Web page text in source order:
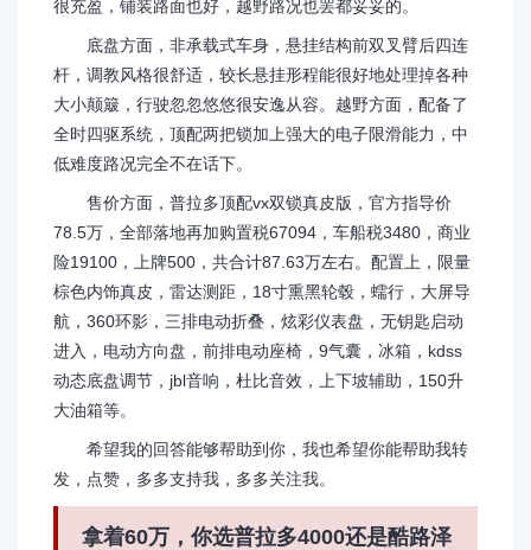
很充盈，铺装路面也好，越野路况也罢都妥妥的。
底盘方面，非承载式车身，悬挂结构前双叉臂后四连
杆，调教风格很舒适，较长悬挂形程能很好地处理掉各种
大小颠簸，行驶忽忽悠悠很安逸从容。越野方面，配备了
全时四驱系统，顶配两把锁加上强大的电子限滑能力，中
低难度路况完全不在话下。
售价方面，普拉多顶配vx双锁真皮版，官方指导价
78.5万，全部落地再加购置税67094，车船税3480，商业
险19100，上牌500，共合计87.63万左右。配置上，限量
棕色内饰真皮，雷达测距，18寸熏黑轮毂，蠕行，大屏导
航，360环影，三排电动折叠，炫彩仪表盘，无钥匙启动
进入，电动方向盘，前排电动座椅，9气囊，冰箱，kdss
动态底盘调节，jbl音响，杜比音效，上下坡辅助，150升
大油箱等。
希望我的回答能够帮助到你，我也希望你能帮助我转
发，点赞，多多支持我，多多关注我。
拿着60万，你选普拉多4000还是酷路泽